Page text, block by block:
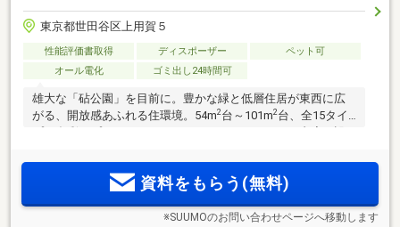
東京都世田谷区上用賀５
性能評価書取得 ディスポーザー
ペット可
オール電化
ゴミ出し24時間可
雄大な「砧公園」を目前に。豊かな緑と低層住居が東西に広
がる、開放感あふれる住環境。54m2 台～101m2 台、全15タイ
プの多彩なプランバリエーション。ホテルライクな内廊下設
ップテラス」を設置。
資料をもらう(無料)
※SUUMOのお問い合わせページへ移動します